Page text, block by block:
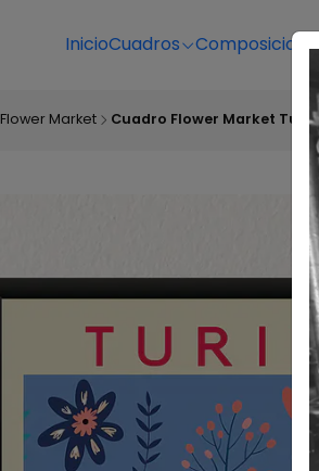
InicioCuadros
Flower Market Cuadro Flower Market Turin